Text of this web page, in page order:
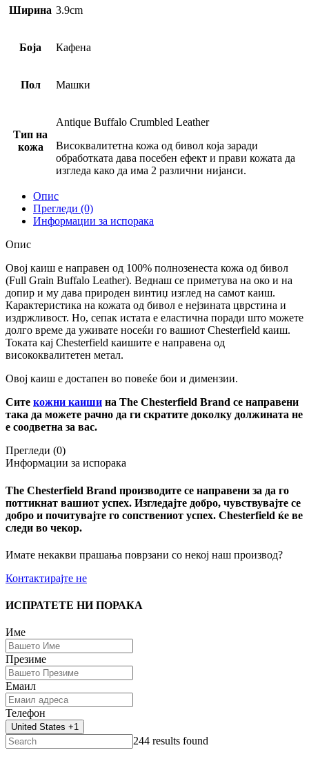
Ширина 3.9cm
Боја Кафена
Пол Машки
Тип на
кожа
Antique Buffalo Crumbled Leather
Високвалитетна кожа од бивол која заради
обработката дава посебен ефект и прави кожата да
изгледа како да има 2 различни нијанси.
Опис
Прегледи (0)
Информации за испорака
Опис
Овој каиш е направен од 100% полнозенеста кожа од бивол
(Full Grain Buffalo Leather). Веднаш се приметува на око и на
допир и му дава природен винтиџ изглед на самот каиш.
Карактеристика на кожата од бивол е нејзината цврстина и
издржливост. Но, сепак истата е еластична поради што можете
долго време да уживате носеќи го вашиот Chesterfield каиш.
Токата кај Chesterfield каишите е направена од
висококвалитетен метал.
Овој каиш е достапен во повеќе бои и димензии.
Сите кожни каиши на The Chesterfield Brand се направени
така да можете рачно да ги скратите доколку должината не
е соодветна за вас.
Прегледи (0)
Информации за испорака
The Chesterfield Brand производите се направени за да го
поттикнат вашиот успех. Изгледајте добро, чувствувајте се
добро и почитувајте го сопствениот успех. Chesterfield ќе ве
следи во чекор.
Имате некакви прашања поврзани со некој наш производ?
Контактирајте не
ИСПРАТЕТЕ НИ ПОРАКА
Име
Презиме
Емаил
Телефон
United States +1
244 results found